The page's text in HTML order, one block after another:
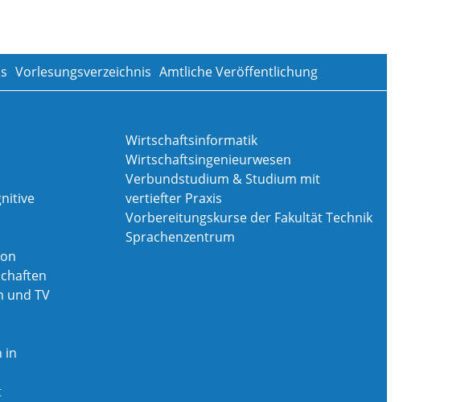
Vorlesungsverzeichnis Amtliche Veröffentlichung
und TV
in
Wirtschaftsinformatik
Wirtschaftsingenieurwesen
Verbundstudium & Studium mit
vertiefter Praxis
Vorbereitungskurse der Fakultät Technik
Sprachenzentrum